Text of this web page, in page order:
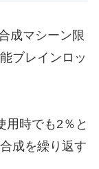
成マシーン限
ブレインロッ
用時でも2％と
成を繰り返す